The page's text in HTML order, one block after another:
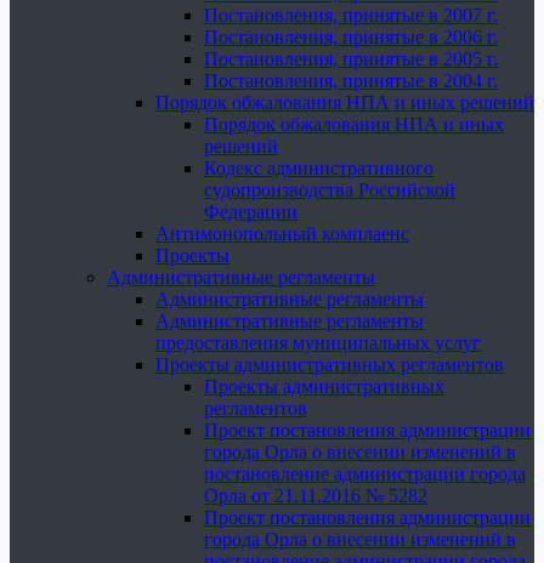
Постановления, принятые в 2007 г.
Постановления, принятые в 2006 г.
Постановления, принятые в 2005 г.
Постановления, принятые в 2004 г.
Порядок обжалования НПА и иных решений
Порядок обжалования НПА и иных
решений
Кодекс административного
судопроизводства Российской
Федерации
Антимонопольный комплаенс
Проекты
Административные регламенты
Административные регламенты
Административные регламенты
предоставления муниципальных услуг
Проекты административных регламентов
Проекты административных
регламентов
Проект постановления администрации
города Орла о внесении изменений в
постановление администрации города
Орла от 21.11.2016 № 5282
Проект постановления администрации
города Орла о внесении изменений в